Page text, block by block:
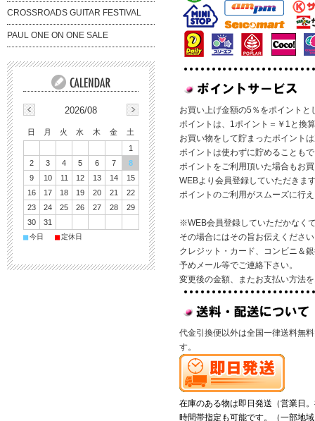
お買い上げ金額の5％をポイントと
ポイントは、1ポイント＝￥1と換
お買い物をして貯まったポイント
ポイントは使わずに貯めることも
ポイントをご利用頂いた場合もお
WEBより会員登録していただきま
ポイントのご利用がスムーズに行
※WEB会員登録していただかなく
その場合にはその旨お伝えくださ
クレジット・カード、コンビニ＆
予めメール等でご連絡下さい。
変更後の金額、またお支払い方法
代金引換便以外は全国一律送料無
す。
在庫のある物は即日発送（営業日
時間帯指定も可能です。（一部地
CROSSROADS GUITAR FESTIVAL
PAUL ONE ON ONE SALE
2026/08
日 月 火 水 木 金
土
1
2
3 4 5 6 7
8
9
10 11 12 13 14
15
16
17 18 19 20 21
22
23
24 25 26 27 28
29
30
31
■今日 ■定休日